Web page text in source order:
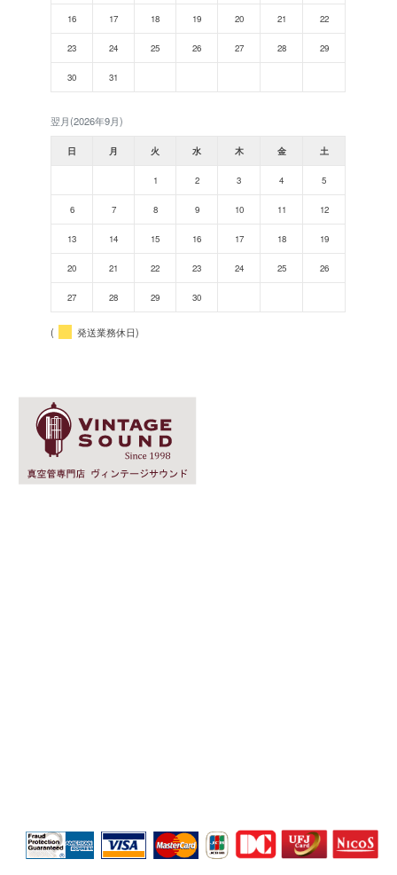
16 17 18 19 20 21 22
23 24 25 26 27 28 29
30 31
翌月(2026年9月)
日 月 火 水 木 金 土
1 2 3 4 5
6 7 8 9 10 11 12
13 14 15 16 17 18 19
20 21 22 23 24 25 26
27 28 29 30
( 発送業務休日)